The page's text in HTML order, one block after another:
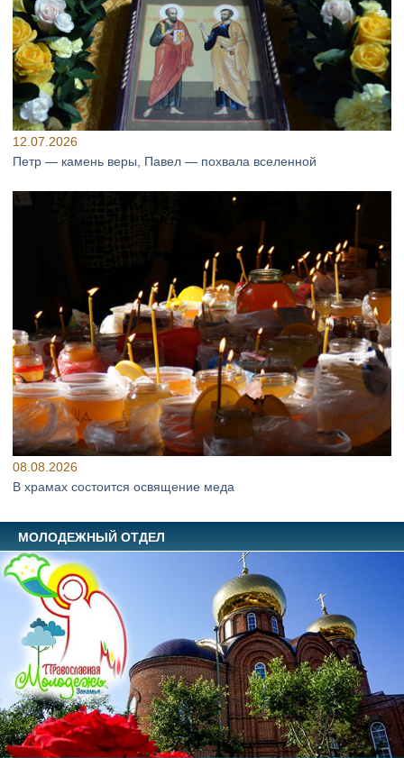
12.07.2026
Петр — камень веры, Павел — похвала вселенной
08.08.2026
В храмах состоится освящение меда
МОЛОДЕЖНЫЙ ОТДЕЛ